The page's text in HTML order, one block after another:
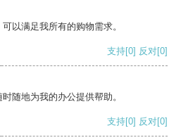
以满足我所有的购物需求。
支持[0] 反对[0]
随地为我的办公提供帮助。
支持[0] 反对[0]